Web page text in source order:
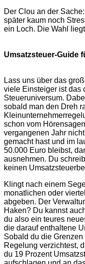
Der Clou an der
später kaum noch
ein Loch. Die Wahl
Umsatzsteuer-Guide
Lass uns über das
viele Einsteiger ist das
Steueruniversum.
sobald man den Dreh
schon vom
vergangenen Jahr
gemacht hast und im
50.000 Euro bleibst,
ausnehmen. Du
keinen
Klingt nach einem
monatlichen oder
abgeben. Der
Haken? Du kannst
du also ein teures
die darauf enthaltene
Sobald du die
Regelung verzichtest,
du 19 Prozent